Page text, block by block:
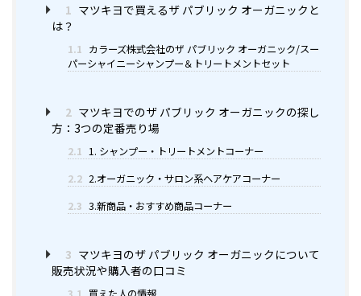
1 マツキヨで買えるザ パブリック オーガニックと
は？
1.1 カラーズ株式会社のザ パブリック オーガニック/スー
パーシャイニーシャンプー＆トリートメントセット
2 マツキヨでのザ パブリック オーガニックの探し
方：3つの定番売り場
2.1 1. シャンプー・トリートメントコーナー
2.2 2.オーガニック・サロン系ヘアケアコーナー
2.3 3.新商品・おすすめ商品コーナー
3 マツキヨのザ パブリック オーガニックについて
販売状況や購入者の口コミ